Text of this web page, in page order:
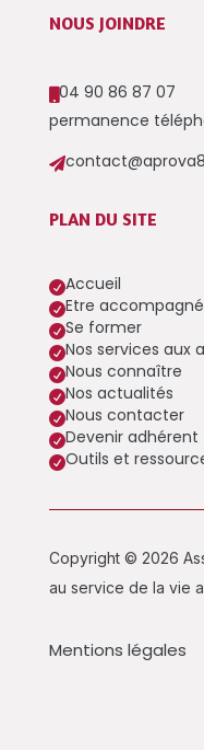
NOUS JOINDRE
04 90 86 87 07
permanence

PLAN DU SITE
Accueil
Etre accompagné
Se former
Nos services aux
Nous connaître
Nos actualités
Nous contacter
Devenir adhérent
Outils et
Copyright © 2026
au service de la vie
Mentions légales